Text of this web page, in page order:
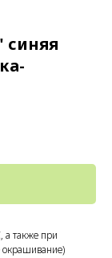
синяя
а также при
окрашивание)